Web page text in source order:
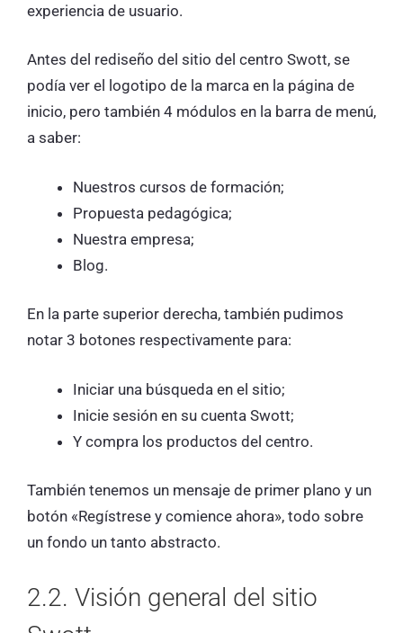
experiencia de usuario.
Antes del rediseño del sitio del centro Swott, se
podía ver el logotipo de la marca en la página de
inicio, pero también 4 módulos en la barra de menú,
a saber:
Nuestros cursos de formación;
Propuesta pedagógica;
Nuestra empresa;
Blog.
En la parte superior derecha, también pudimos
notar 3 botones respectivamente para:
Iniciar una búsqueda en el sitio;
Inicie sesión en su cuenta Swott;
Y compra los productos del centro.
También tenemos un mensaje de primer plano y un
botón «Regístrese y comience ahora», todo sobre
un fondo un tanto abstracto.
2.2. Visión general del sitio